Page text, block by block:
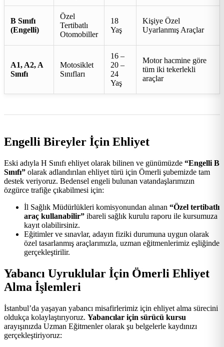
B Sınıfı
(Engelli)
Özel
Tertibatlı
Otomobiller
18
Yaş
Kişiye Özel
Uyarlanmış Araçlar
A1, A2, A
Sınıfı
Motosiklet
Sınıfları
16 –
20 –
24
Yaş
Motor hacmine göre
tüm iki tekerlekli
araçlar
Engelli Bireyler İçin Ehliyet
Eski adıyla H Sınıfı ehliyet olarak bilinen ve günümüzde “Engelli B
Sınıfı” olarak adlandırılan ehliyet türü için Ömerli şubemizde tam
destek veriyoruz. Bedensel engeli bulunan vatandaşlarımızın
özgürce trafiğe çıkabilmesi için:
İl Sağlık Müdürlükleri komisyonundan alınan “Özel tertibatlı
araç kullanabilir” ibareli sağlık kurulu raporu ile kursumuza
kayıt olabilirsiniz.
Eğitimler ve sınavlar, adayın fiziki durumuna uygun olarak
özel tasarlanmış araçlarımızla, uzman eğitmenlerimiz eşliğinde
gerçekleştirilir.
Yabancı Uyruklular İçin Ömerli Ehliyet
Alma İşlemleri
İstanbul’da yaşayan yabancı misafirlerimiz için ehliyet alma sürecini
oldukça kolaylaştırıyoruz. Yabancılar için sürücü kursu
arayışınızda Uzman Eğitmenler olarak şu belgelerle kaydınızı
gerçekleştiriyoruz: